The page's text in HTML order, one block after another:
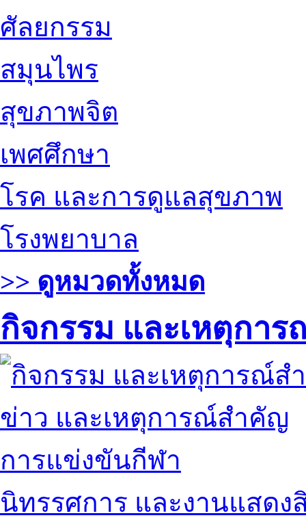
ศัลยกรรม
สมุนไพร
สุขภาพจิต
เพศศึกษา
โรค และการดูแลสุขภาพ
โรงพยาบาล
>> ดูหมวดทั้งหมด
กิจกรรม และเหตุกา
ข่าว และเหตุการณ์สำคัญ
การแข่งขันกีฬา
นิทรรศการ และงานแสดง